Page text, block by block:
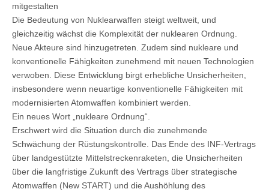
mitgestalten
Die Bedeutung von Nuklearwaffen steigt weltweit, und
gleichzeitig wächst die Komplexität der nuklearen Ordnung.
Neue Akteure sind hinzugetreten. Zudem sind nukleare und
konventionelle Fähigkeiten zunehmend mit neuen Technologien
verwoben. Diese Entwicklung birgt erhebliche Unsicherheiten,
insbesondere wenn neuartige konventionelle Fähigkeiten mit
modernisierten Atomwaffen kombiniert werden.
Ein neues Wort „nukleare Ordnung“.
Erschwert wird die Situation durch die zunehmende
Schwächung der Rüstungskontrolle. Das Ende des INF-Vertrags
über landgestützte Mittelstreckenraketen, die Unsicherheiten
über die langfristige Zukunft des Vertrags über strategische
Atomwaffen (New START) und die Aushöhlung des